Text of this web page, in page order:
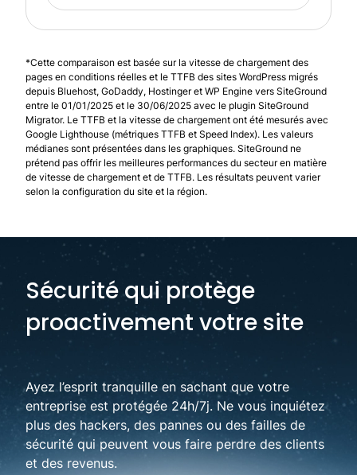
*Cette comparaison est basée sur la vitesse de chargement des
pages en conditions réelles et le TTFB des sites WordPress migrés
depuis Bluehost, GoDaddy, Hostinger et WP Engine vers SiteGround
entre le 01/01/2025 et le 30/06/2025 avec le plugin SiteGround
Migrator. Le TTFB et la vitesse de chargement ont été mesurés avec
Google Lighthouse (métriques TTFB et Speed Index). Les valeurs
médianes sont présentées dans les graphiques. SiteGround ne
prétend pas offrir les meilleures performances du secteur en matière
de vitesse de chargement et de TTFB. Les résultats peuvent varier
selon la configuration du site et la région.
Sécurité qui protège
proactivement votre site
Ayez l’esprit tranquille en sachant que votre
entreprise est protégée 24h/7j. Ne vous inquiétez
plus des hackers, des pannes ou des failles de
sécurité qui peuvent vous faire perdre des clients
et des revenus.